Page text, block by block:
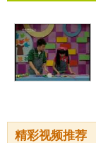
精彩视频推荐